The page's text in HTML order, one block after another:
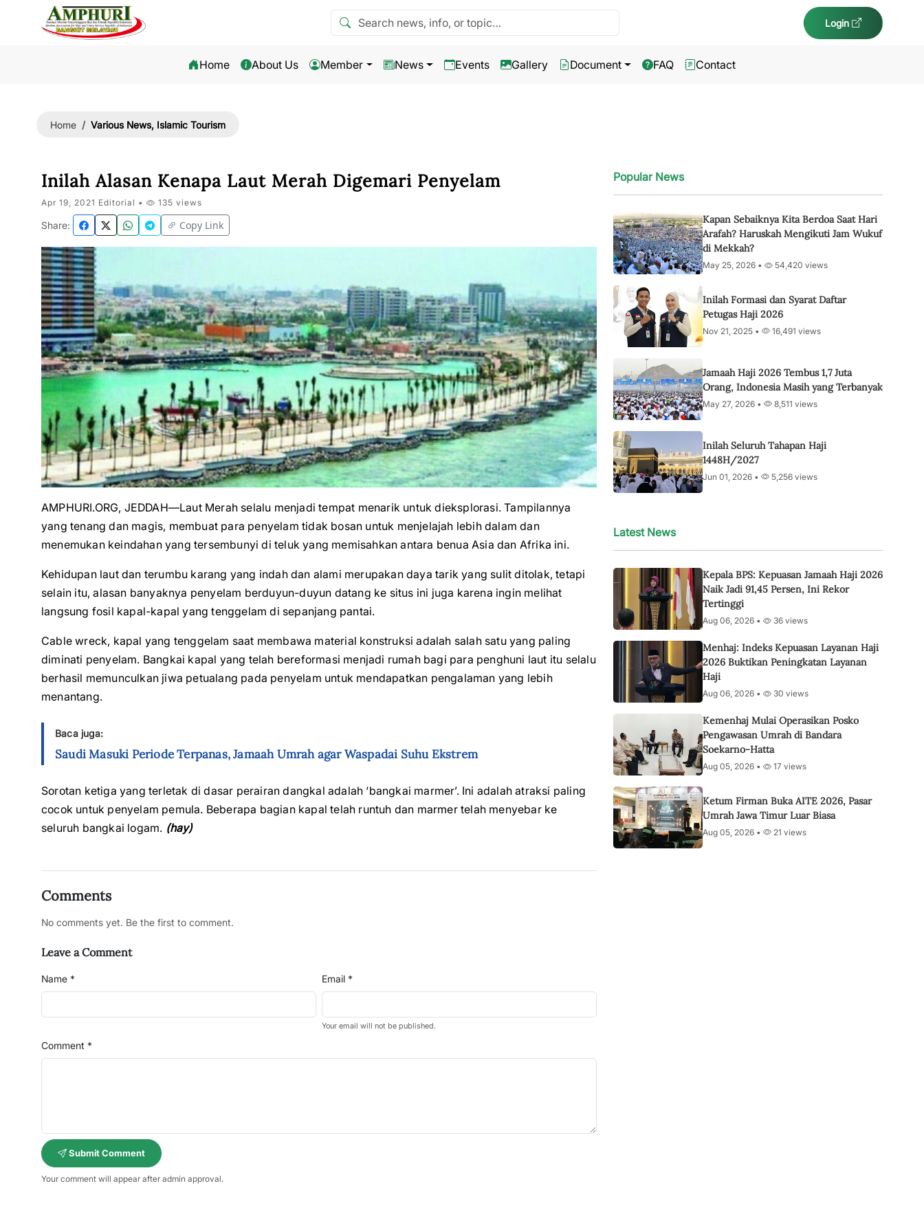
Search news Login
Home About Us Member News Events Gallery Document FAQ Contact
Home Various News, Islamic Tourism
Inilah Alasan Kenapa Laut Merah Digemari Penyelam
Apr 19, 2021 Editorial • 135 views
Share: Copy Link
AMPHURI.ORG, JEDDAH—Laut Merah selalu menjadi tempat menarik untuk dieksplorasi. Tampilannya
yang tenang dan magis, membuat para penyelam tidak bosan untuk menjelajah lebih dalam dan
menemukan keindahan yang tersembunyi di teluk yang memisahkan antara benua Asia dan Afrika ini.
Kehidupan laut dan terumbu karang yang indah dan alami merupakan daya tarik yang sulit ditolak, tetapi
selain itu, alasan banyaknya penyelam berduyun-duyun datang ke situs ini juga karena ingin melihat
langsung fosil kapal-kapal yang tenggelam di sepanjang pantai.
Cable wreck, kapal yang tenggelam saat membawa material konstruksi adalah salah satu yang paling
diminati penyelam. Bangkai kapal yang telah bereformasi menjadi rumah bagi para penghuni laut itu selalu
berhasil memunculkan jiwa petualang pada penyelam untuk mendapatkan pengalaman yang lebih
menantang.
Baca juga:
Saudi Masuki Periode Terpanas, Jamaah Umrah agar Waspadai Suhu Ekstrem
Sorotan ketiga yang terletak di dasar perairan dangkal adalah ‘bangkai marmer’. Ini adalah atraksi paling
cocok untuk penyelam pemula. Beberapa bagian kapal telah runtuh dan marmer telah menyebar ke
seluruh bangkai logam. (hay)
Comments
No comments yet. Be the first to comment.
Leave a Comment
Name * Email *
Your email will not be published.
Comment *
Submit Comment
Your comment will appear after admin approval.
Popular News
Kapan Sebaiknya Kita Berdoa Saat Hari
Arafah? Haruskah Mengikuti Jam Wukuf
di Mekkah?
May 25, 2026 • 54,420 views
Inilah Formasi dan Syarat Daftar
Petugas Haji 2026
Nov 21, 2025 • 16,491 views
Jamaah Haji 2026 Tembus 1,7 Juta
Orang, Indonesia Masih yang Terbanyak
May 27, 2026 • 8,511 views
Inilah Seluruh Tahapan Haji
1448H/2027
Jun 01, 2026 • 5,256 views
Latest News
Kepala BPS: Kepuasan Jamaah Haji 2026
Naik Jadi 91,45 Persen, Ini Rekor
Tertinggi
Aug 06, 2026 • 36 views
Menhaj: Indeks Kepuasan Layanan Haji
2026 Buktikan Peningkatan Layanan
Haji
Aug 06, 2026 • 30 views
Kemenhaj Mulai Operasikan Posko
Pengawasan Umrah di Bandara
Soekarno-Hatta
Aug 05, 2026 • 17 views
Ketum Firman Buka AITE 2026, Pasar
Umrah Jawa Timur Luar Biasa
Aug 05, 2026 • 21 views